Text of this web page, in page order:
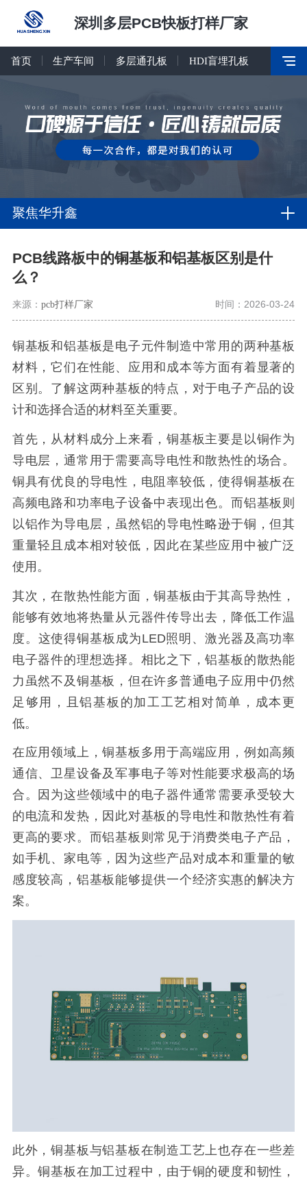
深圳多层PCB快板打样厂家
首页 生产车间 多层通孔板 HDI盲埋孔板
聚焦华升鑫
PCB线路板中的铜基板和铝基板区别是什
么？
来源： pcb打样厂家 时间：2026-03-24
铜基板和铝基板是电子元件制造中常用的两种基板
材料，它们在性能、应用和成本等方面有着显著的
区别。了解这两种基板的特点，对于电子产品的设
计和选择合适的材料至关重要。
首先，从材料成分上来看，铜基板主要是以铜作为
导电层，通常用于需要高导电性和散热性的场合。
铜具有优良的导电性，电阻率较低，使得铜基板在
高频电路和功率电子设备中表现出色。而铝基板则
以铝作为导电层，虽然铝的导电性略逊于铜，但其
重量轻且成本相对较低，因此在某些应用中被广泛
使用。
其次，在散热性能方面，铜基板由于其高导热性，
能够有效地将热量从元器件传导出去，降低工作温
度。这使得铜基板成为LED照明、激光器及高功率
电子器件的理想选择。相比之下，铝基板的散热能
力虽然不及铜基板，但在许多普通电子应用中仍然
足够用，且铝基板的加工工艺相对简单，成本更
低。
在应用领域上，铜基板多用于高端应用，例如高频
通信、卫星设备及军事电子等对性能要求极高的场
合。因为这些领域中的电子器件通常需要承受较大
的电流和发热，因此对基板的导电性和散热性有着
更高的要求。而铝基板则常见于消费类电子产品，
如手机、家电等，因为这些产品对成本和重量的敏
感度较高，铝基板能够提供一个经济实惠的解决方
案。
此外，铜基板与铝基板在制造工艺上也存在一些差
异。铜基板在加工过程中，由于铜的硬度和韧性，